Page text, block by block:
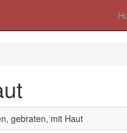
gebraten, mit Haut